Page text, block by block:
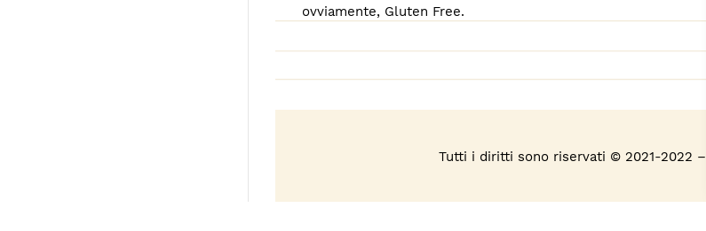
ovviamente, Gluten Free.
Tutti i diritti sono riservati © 2021-2022 –